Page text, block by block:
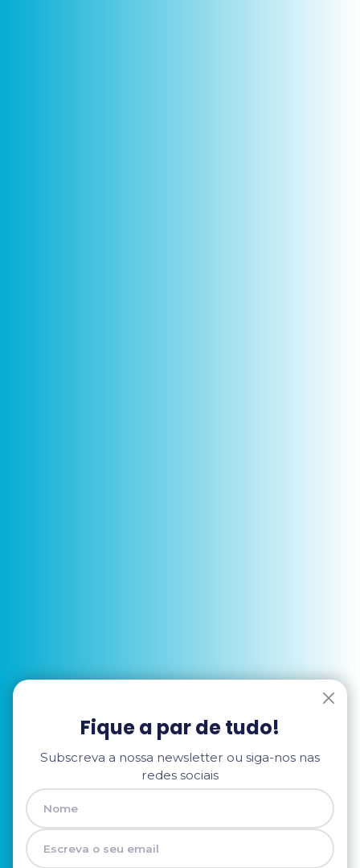
Fique a par de tudo!
Subscreva a nossa newsletter ou siga-nos nas
redes sociais